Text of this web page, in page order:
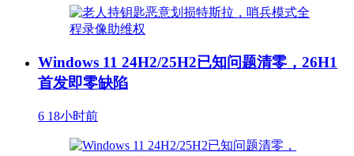
Windows 11 24H2/25H2已知问题清零，26H1
首发即零缺陷
6 18小时前